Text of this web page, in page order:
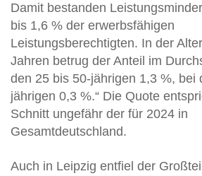
Damit bestanden
bis 1,6 % der erwerbsfähigen
Leistungsberechtigten. In der
Jahren betrug der Anteil im
den 25 bis 50-jährigen 1,3 %, bei
jährigen 0,3 %.“ Die Quote
Schnitt ungefähr der für 2024 in
Gesamtdeutschland.
Auch in Leipzig entfiel der